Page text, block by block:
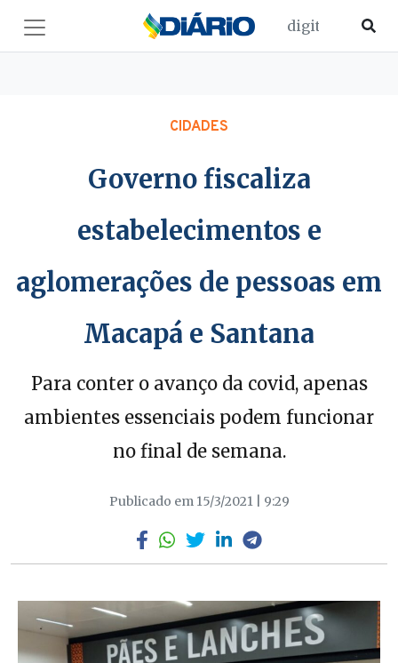
CIDADES
Governo fiscaliza
estabelecimentos e
aglomerações de pessoas em
Macapá e Santana
Para conter o avanço da covid, apenas
ambientes essenciais podem funcionar
no final de semana.
Publicado em 15/3/2021 | 9:29